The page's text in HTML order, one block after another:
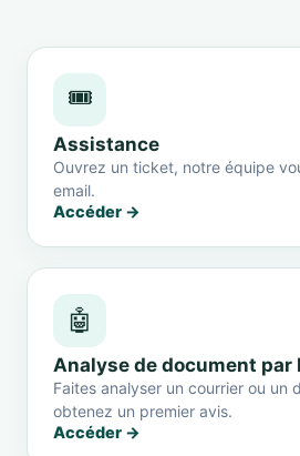
🎟️
Assistance
Ouvrez un ticket, notre équipe
email.
Accéder →
🤖
Analyse de document par
Faites analyser un courrier ou un
obtenez un premier avis.
Accéder →